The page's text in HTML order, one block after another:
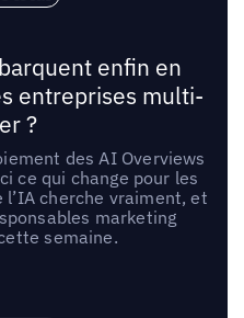
enfin en
entreprises multi-
?
des AI Overviews
ce qui change pour les
cherche vraiment, et
marketing
semaine.